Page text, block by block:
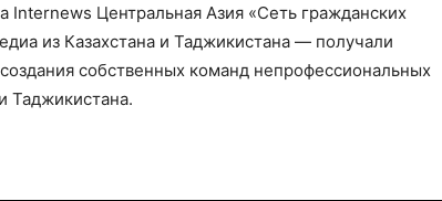
Internews Центральная Азия «Сеть гражданских
из Казахстана и Таджикистана — получали
собственных команд непрофессиональных
Таджикистана.